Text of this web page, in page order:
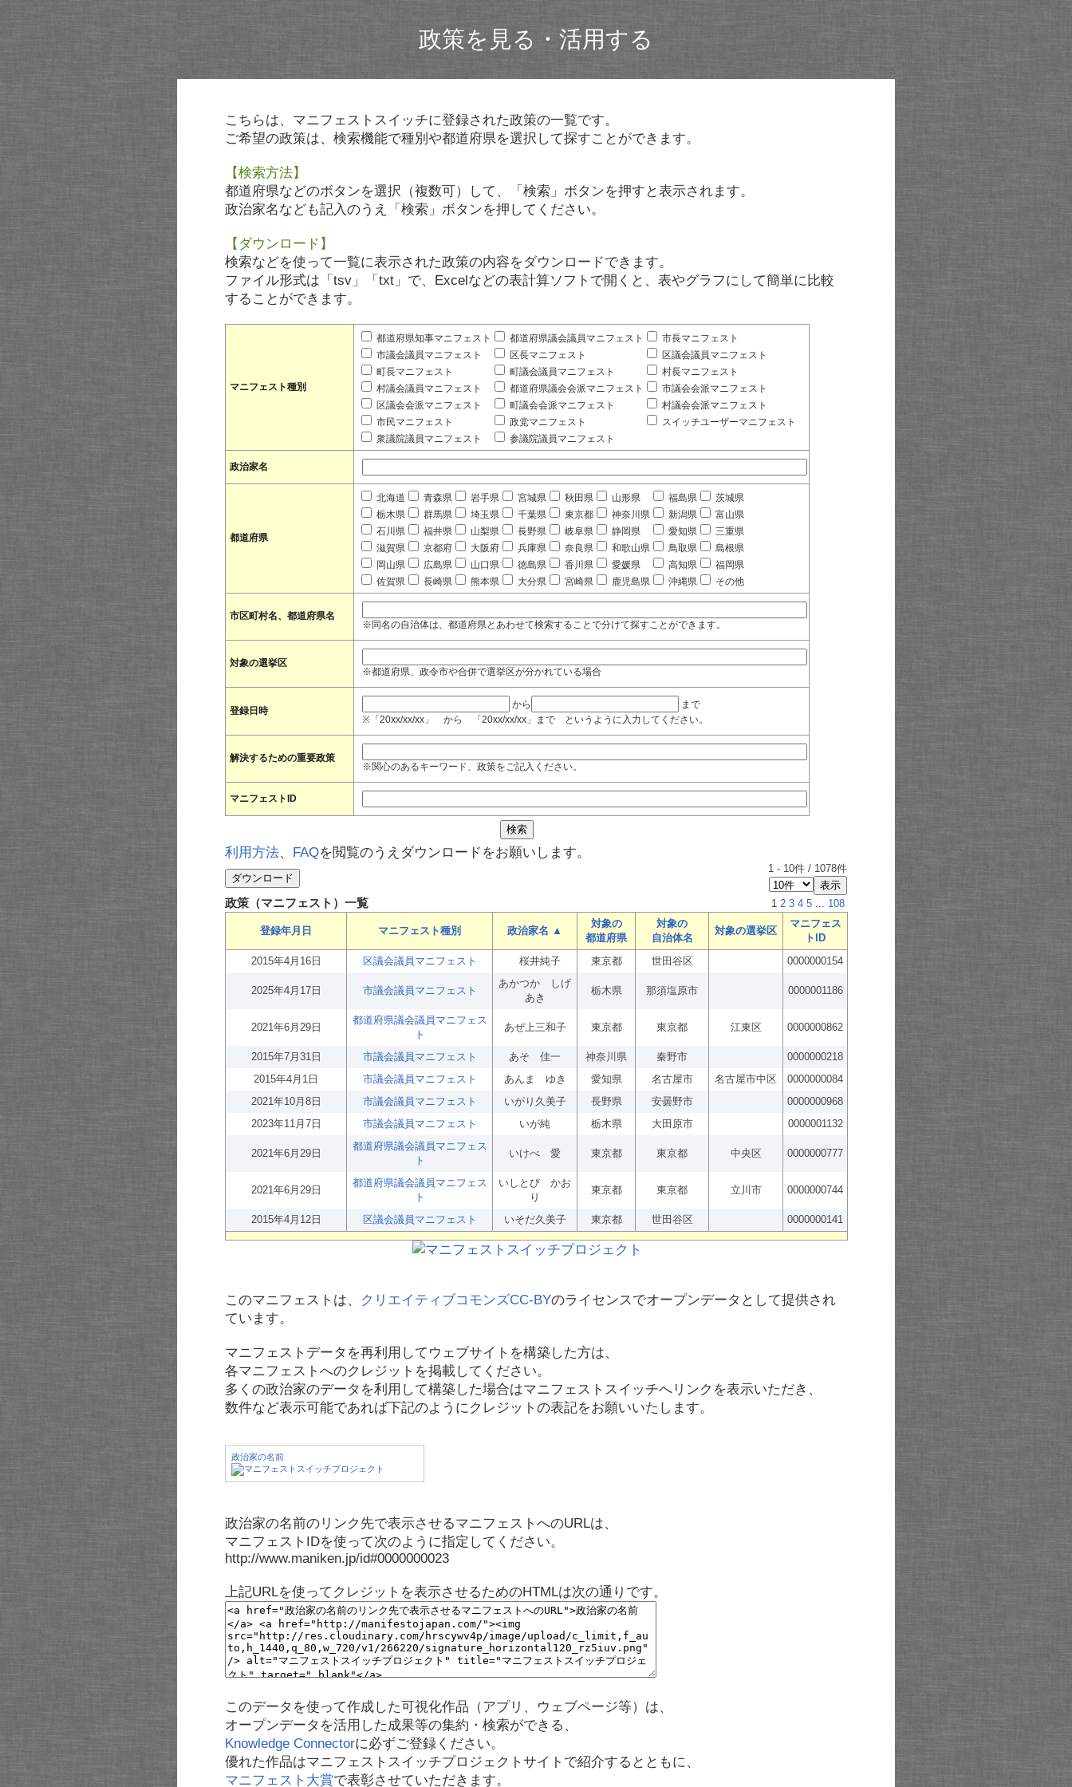
政策を見る・活用する
こちらは、マニフェストスイッチに登録された政策の一覧です。
ご希望の政策は、検索機能で種別や都道府県を選択して探すことができます。
【検索方法】
都道府県などのボタンを選択（複数可）して、「検索」ボタンを押すと表示されます。
政治家名なども記入のうえ「検索」ボタンを押してください。
【ダウンロード】
検索などを使って一覧に表示された政策の内容をダウンロードできます。
ファイル形式は「tsv」「txt」で、Excelなどの表計算ソフトで開くと、表やグラフにして簡単に比較
することができます。
マニフェスト種別
都道府県知事マニフェスト 都道府県議会議員マニフェスト
市長マニフェスト
市議会議員マニフェスト
区長マニフェスト
区議会議員マニフェスト
町長マニフェスト
町議会議員マニフェスト
村長マニフェスト
村議会議員マニフェスト
都道府県議会会派マニフェスト
市議会会派マニフェスト
区議会会派マニフェスト
町議会会派マニフェスト
村議会会派マニフェスト
市民マニフェスト
政党マニフェスト
スイッチユーザーマニフェスト
衆議院議員マニフェスト
参議院議員マニフェスト
政治家名
都道府県
北海道 青森県 岩手県 宮城県 秋田県 山形県 福島県
茨城県
栃木県
群馬県 埼玉県 千葉県 東京都 神奈川県 新潟県
富山県
石川県
福井県 山梨県 長野県 岐阜県 静岡県 愛知県
三重県
滋賀県
京都府 大阪府 兵庫県 奈良県 和歌山県 鳥取県
島根県
岡山県
広島県 山口県 徳島県 香川県 愛媛県 高知県
福岡県
佐賀県
長崎県 熊本県 大分県 宮崎県 鹿児島県 沖縄県 その他
市区町村名、都道府県名
※同名の自治体は、都道府県とあわせて検索することで分けて探すことができます。
対象の選挙区
※都道府県、政令市や合併で選挙区が分かれている場合
登録日時
から
まで
※「20xx/xx/xx」 から 「20xx/xx/xx」まで というように入力してください。
解決するための重要政策
※関心のあるキーワード、政策をご記入ください。
マニフェストID
利用方法、 FAQを閲覧のうえダウンロードをお願いします。
1 - 10件 / 1078件
政策（マニフェスト）一覧 1 2 3 4 5 ... 108
登録年月日 マニフェスト種別 政治家名 ▲
対象の
都道府県
対象の
自治体名
対象の選挙区
マニフェス
トID
2015年4月16日
区議会議員マニフェスト 桜井純子 東京都 世田谷区 0000000154
2025年4月17日 市議会議員マニフェスト
あかつか しげ
あき
栃木県 那須塩原市 0000001186
2021年6月29日
都道府県議会議員マニフェス
ト
あぜ上三和子 東京都 東京都 江東区 0000000862
2015年7月31日 市議会議員マニフェスト あそ 佳一 神奈川県 秦野市
0000000218
2015年4月1日
市議会議員マニフェスト あんま ゆき 愛知県 名古屋市 名古屋市中区
0000000084
2021年10月8日
市議会議員マニフェスト いがり久美子 長野県 安曇野市
0000000968
2023年11月7日
市議会議員マニフェスト いが純 栃木県 大田原市 0000001132
2021年6月29日
都道府県議会議員マニフェス
ト
いけべ 愛 東京都 東京都 中央区 0000000777
2021年6月29日
都道府県議会議員マニフェス
ト
いしとび かお
り
東京都 東京都 立川市 0000000744
2015年4月12日 区議会議員マニフェスト いそだ久美子 東京都 世田谷区 0000000141
このマニフェストは、 クリエイティブコモンズCC-BYのライセンスでオープンデータとして提供され
ています。
マニフェストデータを再利用してウェブサイトを構築した方は、
各マニフェストへのクレジットを掲載してください。
多くの政治家のデータを利用して構築した場合はマニフェストスイッチへリンクを表示いただき、
数件など表示可能であれば下記のようにクレジットの表記をお願いいたします。
政治家の名前
政治家の名前のリンク先で表示させるマニフェストへのURLは、
マニフェストIDを使って次のように指定してください。
http://www.maniken.jp/id#0000000023
上記URLを使ってクレジットを表示させるためのHTMLは次の通りです。
このデータを使って作成した可視化作品（アプリ、ウェブページ等）は、
オープンデータを活用した成果等の集約・検索ができる、
Knowledge Connectorに必ずご登録ください。
優れた作品はマニフェストスイッチプロジェクトサイトで紹介するとともに、
マニフェスト大賞で表彰させていただきます。